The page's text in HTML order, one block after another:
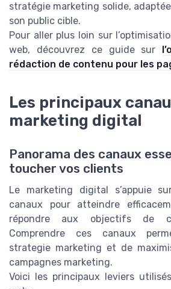
stratégie marketing solide,
son public cible.
Pour aller plus loin sur
web, découvrez ce guide sur
rédaction de contenu pour les
Les principaux
marketing digital
Panorama des canaux
toucher vos clients
Le marketing digital s’appuie
canaux pour atteindre
répondre aux objectifs de
Comprendre ces canaux
strategie marketing et de
campagnes marketing.
Voici les principaux leviers